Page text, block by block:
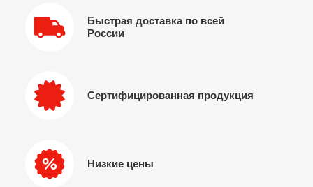
Быстрая доставка по всей
России
Сертифицированная продукция
Низкие цены